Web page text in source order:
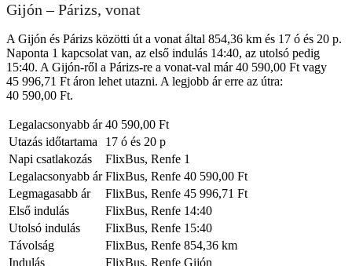
Gijón – Párizs, vonat
A Gijón és Párizs közötti út a vonat által 854,36 km és 17 ó és 20 p.
Naponta 1 kapcsolat van, az első indulás 14:40, az utolsó pedig
15:40. A Gijón-ről a Párizs-re a vonat-val már 40 590,00 Ft vagy
45 996,71 Ft áron lehet utazni. A legjobb ár erre az útra:
40 590,00 Ft.
Legalacsonyabb ár 40 590,00 Ft
Utazás időtartama
17 ó és 20 p
Napi csatlakozás
FlixBus, Renfe 1
Legalacsonyabb ár FlixBus, Renfe 40 590,00 Ft
Legmagasabb ár
FlixBus, Renfe 45 996,71 Ft
Első indulás
FlixBus, Renfe 14:40
Utolsó indulás
FlixBus, Renfe 15:40
Távolság
FlixBus, Renfe 854,36 km
Indulás
FlixBus, Renfe Gijón